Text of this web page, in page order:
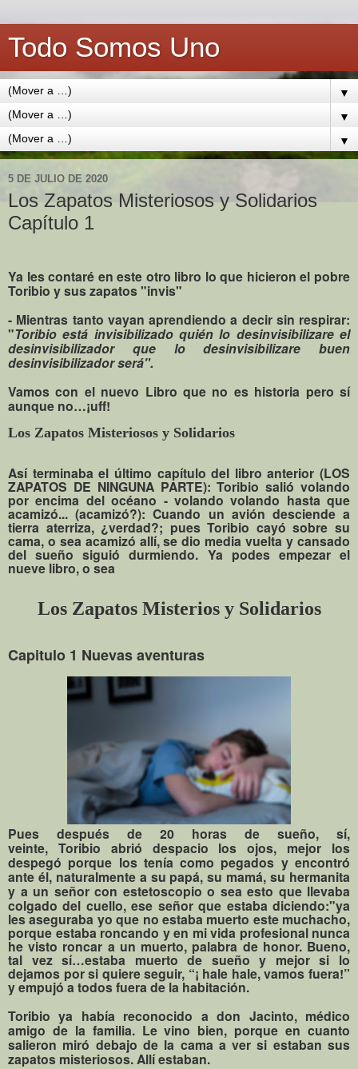
Todo Somos Uno
▼
▼
▼
5 DE JULIO DE 2020
Los Zapatos Misteriosos y Solidarios
Capítulo 1
Ya les contaré en este otro libro lo que hicieron el pobre
Toribio y sus zapatos "invis"
- Mientras tanto vayan aprendiendo a decir sin respirar:
"Toribio está invisibilizado quién lo desinvisibilizare el
desinvisibilizador que lo desinvisibilizare buen
desinvisibilizador será".
Vamos con el nuevo Libro que no es historia pero sí
aunque no…¡uff!
Los Zapatos Misteriosos y Solidarios
Así terminaba el último capítulo del libro anterior (LOS
ZAPATOS DE NINGUNA PARTE): Toribio salió volando
por encima del océano - volando volando hasta que
acamizó... (acamizó?): Cuando un avión desciende a
tierra aterriza, ¿verdad?; pues Toribio cayó sobre su
cama, o sea acamizó allí, se dio media vuelta y cansado
del sueño siguió durmiendo. Ya podes empezar el
nueve libro, o sea
Los Zapatos Misterios y Solidarios
Capitulo 1 Nuevas aventuras
Pues después de 20 horas de sueño, sí,
veinte, Toribio abrió despacio los ojos, mejor los
despegó porque los tenía como pegados y encontró
ante él, naturalmente a su papá, su mamá, su hermanita
y a un señor con estetoscopio o sea esto que llevaba
colgado del cuello, ese señorque estaba diciendo:"ya
les aseguraba yo que no estaba muerto este muchacho,
porque estaba roncando y en mi vida profesional nunca
he visto roncar a un muerto, palabra de honor. Bueno,
tal vez sí…estaba muerto de sueño y mejor si lo
dejamos por si quiere seguir, “¡ hale hale, vamos fuera!”
y empujó a todos fuera de la habitación.
Toribio ya había reconocido a don Jacinto, médico
amigo de la familia. Le vino bien, porque en cuanto
salieron miró debajo de la cama a ver si estaban sus
zapatos misteriosos. Allí estaban.